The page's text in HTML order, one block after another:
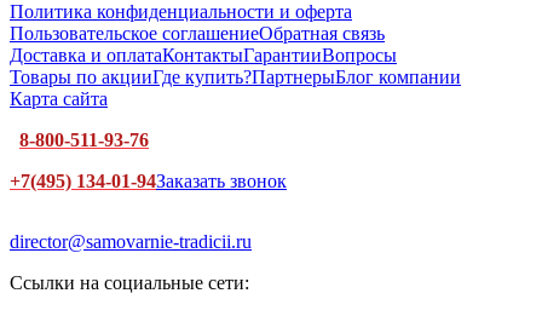
Политика конфиденциальности и оферта
Пользовательское соглашениеОбратная связь
Доставка и оплатаКонтактыГарантииВопросы
Товары по акцииГде купить?ПартнерыБлог компании
Карта сайта
8-800-511-93-76
+7(495) 134-01-94Заказать звонок
director@samovarnie-tradicii.ru
Ссылки на социальные сети: